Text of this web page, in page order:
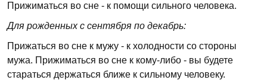
Прижиматься во сне - к помощи сильного человека.
Для рожденных с сентября по декабрь:
Прижаться во сне к мужу - к холодности со стороны
мужа. Прижиматься во сне к кому-либо - вы будете
стараться держаться ближе к сильному человеку.